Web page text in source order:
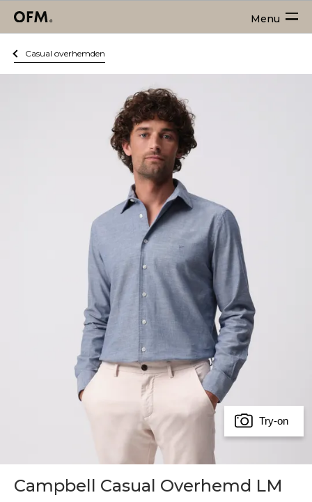
Menu
Casual overhemden
Campbell Casual Overhemd LM
Try-on